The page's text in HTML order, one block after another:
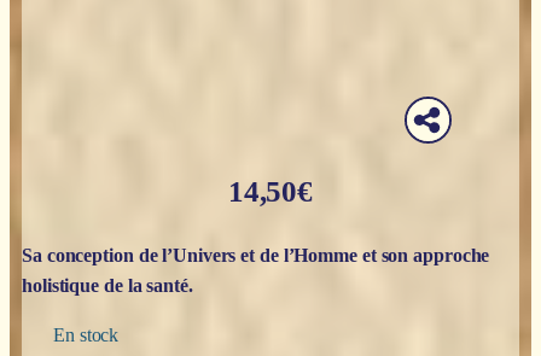
14,50€
Sa conception de l’Univers et de l’Homme et son approche
holistique de la santé.
En stock